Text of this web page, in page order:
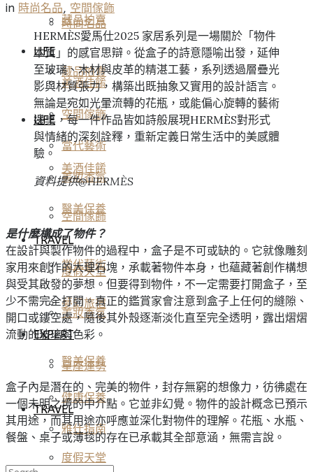
時尚名品
藏品拍賣
LIFE
美酒佳餚
空間傢飾
當代藝術
美妝香氛
醫美保養
TRAVEL
度假天堂
藏品拍賣
LIFE
美酒佳餚
空間傢飾
當代藝術
美妝香氛
醫美保養
TRAVEL
度假天堂
夢幻旅宿
EXPERT
星座運勢
健康保養
雅仕指南
in 時尚名品, 空間傢飾
HERMÈS愛馬仕2025 家居系列是一場關於「物件
本質」的感官思辯。從盒子的詩意隱喻出發，延伸
至玻璃、木材與皮革的精湛工藝，系列透過層疊光
影與材質張力，構築出既抽象又實用的設計語言。
無論是宛如光暈流轉的花瓶，或能偏心旋轉的藝術
邊桌，每一件作品皆如詩般展現HERMÈS對形式
與情緒的深刻詮釋，重新定義日常生活中的美感體
驗。
資料提供@HERMÈS
是什麼構成了物件？
在設計與製作物件的過程中，盒子是不可或缺的。它就像雕刻
家用來創作的大理石塊，承載著物件本身，也蘊藏著創作構想
與受其啟發的夢想。但要得到物件，不一定需要打開盒子，至
少不需完全打開。真正的鑑賞家會注意到盒子上任何的縫隙、
開口或鏤空處，隨後其外殼逐漸淡化直至完全透明，露出熠熠
流動的玻璃與色彩。
盒子內是潛在的、完美的物件，封存無窮的想像力，彷彿處在
一個未明之境的中介點。它並非幻覺。物件的設計概念已預示
其用途，而其用途亦呼應並深化對物件的理解。花瓶、水瓶、
餐盤、桌子或薄毯的存在已承載其全部意涵，無需言說。